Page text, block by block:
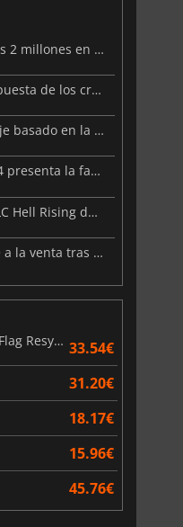
Resident Evil Veronica ya supera los 2 millones en listas de deseados
Beast of Reincarnation: la nueva apuesta de los creadores de Pokémon
Ya está disponible Big Walk, un viaje basado en la amistad
Warhammer 40.000: Dawn of War 4 presenta la facción de los Necrones
Se ha anunciado oficialmente el DLC Hell Rising de Nioh 3
Forsaken Realms: Vahrin's Call sale a la venta tras una década
Assassin's Creed Black Flag Resynced 33.54€
31.20€
18.17€
15.96€
45.76€